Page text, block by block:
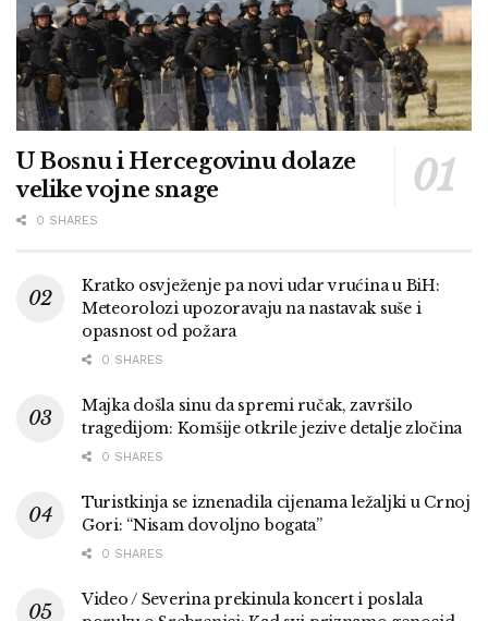
U Bosnu i Hercegovinu dolaze
velike vojne snage
0 SHARES
Kratko osvježenje pa novi udar vrućina u BiH:
Meteorolozi upozoravaju na nastavak suše i
opasnost od požara
0 SHARES
Majka došla sinu da spremi ručak, završilo
tragedijom: Komšije otkrile jezive detalje zločina
0 SHARES
Turistkinja se iznenadila cijenama ležaljki u Crnoj
Gori: “Nisam dovoljno bogata”
0 SHARES
Video / Severina prekinula koncert i poslala